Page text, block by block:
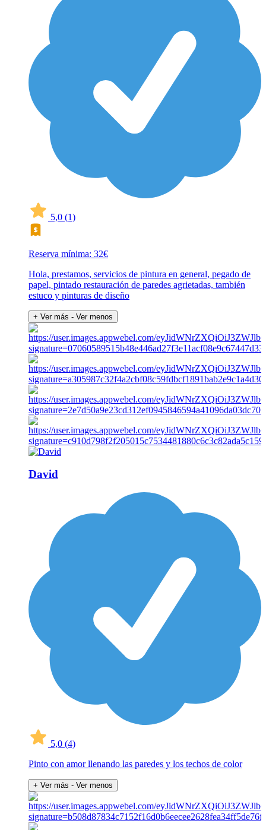
5,0 (1)
Reserva mínima: 32€
Hola, prestamos, servicios de pintura en general, pegado de
papel, pintado restauración de paredes agrietadas, también
estuco y pinturas de diseño
+ Ver más - Ver menos
David
5,0 (4)
Pinto con amor llenando las paredes y los techos de color
+ Ver más - Ver menos